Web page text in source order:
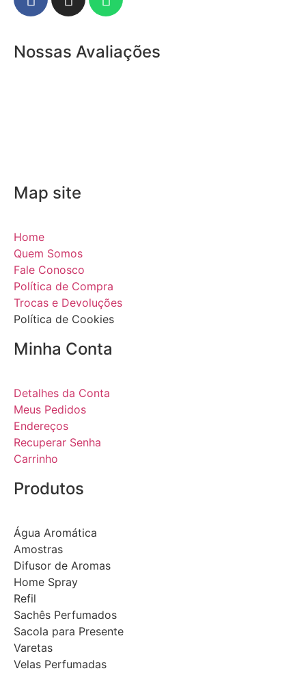
Nossas Avaliações
Map site
Home
Quem Somos
Fale Conosco
Política de Compra
Trocas e Devoluções
Política de Cookies
Minha Conta
Detalhes da Conta
Meus Pedidos
Endereços
Recuperar Senha
Carrinho
Produtos
Água Aromática
Amostras
Difusor de Aromas
Home Spray
Refil
Sachês Perfumados
Sacola para Presente
Varetas
Velas Perfumadas